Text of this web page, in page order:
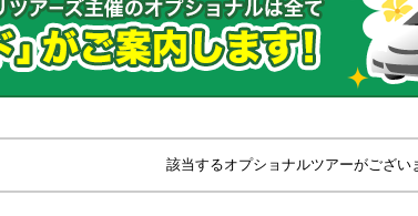
該当するオプショナルツアーがござい